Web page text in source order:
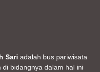
Sari adalah bus pariwisata
bidangnya dalam hal ini